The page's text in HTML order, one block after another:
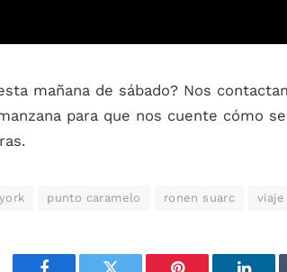
mañana de sábado? Nos
para que nos cuente cómo
punto caramelo ronen suarc viaje